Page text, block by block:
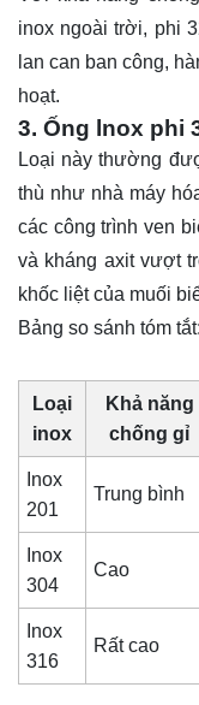
inox ngoài trời, phi
lan can ban công,
hoạt.
3. Ống lnox phi
Loại này thường
thù như nhà máy
các công trình ven
và kháng axit vượt
khốc liệt của muối
Bảng so sánh tóm tắt:
Loại
inox
Khả năng
chống gỉ
Inox
201
Trung bình
Inox
304
Cao
Inox
316
Rất cao